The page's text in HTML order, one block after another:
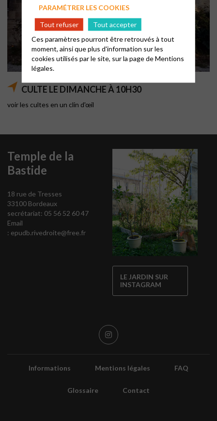
CULTE LE DIMANCHE À 10H30
voir les cultes en un clin d'œil
Temple de la
Bastide
18 rue de Tresses
33100 Bordeaux
secrétariat: 05 56 52 60 47
Email
: epudb.rivedroite@free.fr
LE JARDIN SUR
INSTAGRAM
Informations Mentions légales FAQ
Glossaire Contact
PARAMÉTRER LES COOKIES
Tout refuser
Tout accepter
Ces paramètres pourront être retrouvés à tout
moment, ainsi que plus d'information sur les
cookies utilisés par le site, sur la page deMentions
légales.